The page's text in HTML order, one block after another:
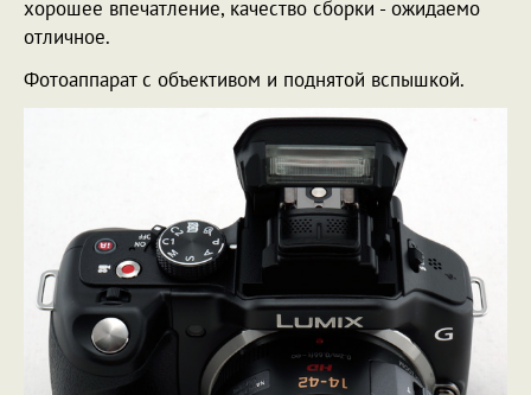
хорошее впечатление, качество сборки - ожидаемо
отличное.
Фотоаппарат с объективом и поднятой вспышкой.